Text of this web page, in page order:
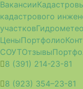
Вакансии
кадастрового
участков
ЦеныПортфолио
СОУТОтзывы
8 (391) 214-23-81
8 (923) 354–23-81